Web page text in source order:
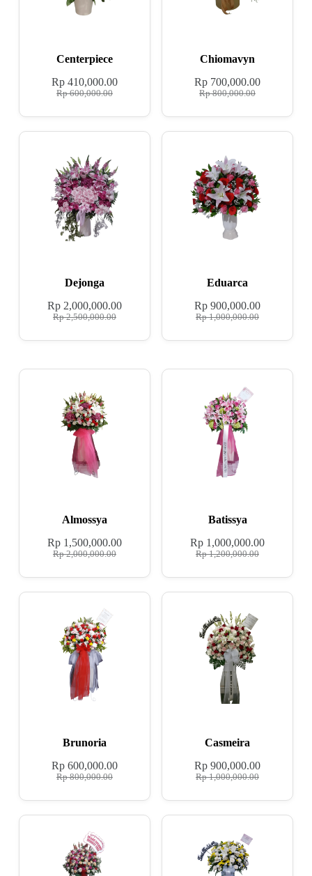
Centerpiece
Rp600,000.00
Rp410,000.00
Chiomavyn
Rp800,000.00
Rp 700,000.00
Dejonga
Rp2,500,000.00
Rp2,000,000.00
Eduarca
Rp1,000,000.00
Rp 900,000.00
Almossya
Rp2,000,000.00
Rp1,500,000.00
Batissya
Rp1,200,000.00
Rp 1,000,000.00
Brunoria
Rp800,000.00
Rp600,000.00
Casmeira
Rp1,000,000.00
Rp 900,000.00